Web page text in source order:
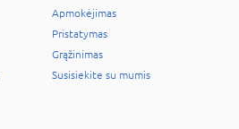
Apmokėjimas
Pristatymas
Grąžinimas
Susisiekite su mumis